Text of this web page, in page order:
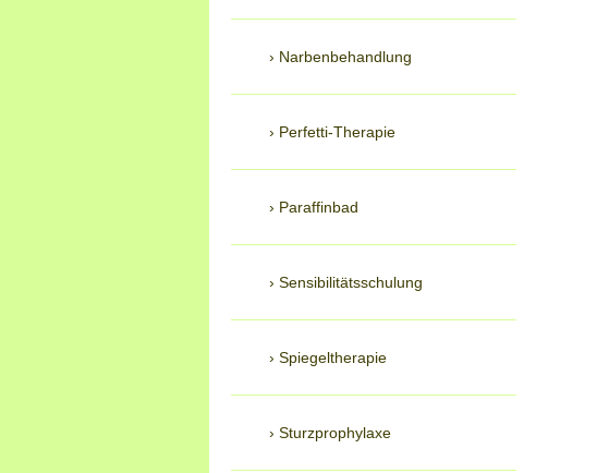
Narbenbehandlung
Perfetti-Therapie
Paraffinbad
Sensibilitätsschulung
Spiegeltherapie
Sturzprophylaxe